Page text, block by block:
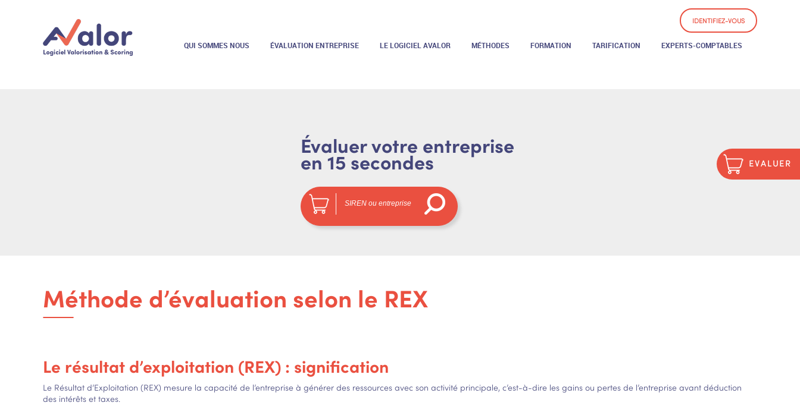
QUI SOMMES NOUS ÉVALUATION ENTREPRISE LE LOGICIEL AVALOR MÉTHODES FORMATION TARIFICATION EXPERTS-COMPTABLES
IDENTIFIEZ-VOUS
Évaluer votre entreprise
en 15 secondes EVALUER
Méthode d’évaluation selon le REX
Le résultat d’exploitation (REX) : signification
Le Résultat d’Exploitation (REX) mesure la capacité de l’entreprise à générer des ressources avec son activité principale, c’est-à-dire les gains ou pertes de l’entreprise avant déduction
des intérêts et taxes.